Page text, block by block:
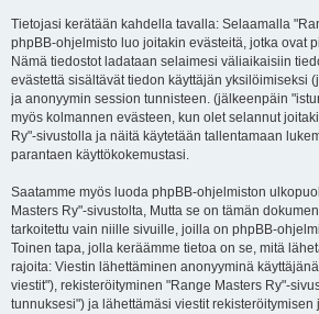
Tietojasi kerätään kahdella tavalla: Selaamalla
phpBB-ohjelmisto luo joitakin evästeitä, jotka ovat
Nämä tiedostot ladataan selaimesi väliaikaisiin
evästettä sisältävät tiedon käyttäjän yksilöimiseksi
ja anonyymin session tunnisteen. (jälkeenpäin
myös kolmannen evästeen, kun olet selannut
Ry"-sivustolla ja näitä käytetään tallentamaan
parantaen käyttökokemustasi.
Saatamme myös luoda phpBB-ohjelmiston
Masters Ry"-sivustolta, Mutta se on tämän
tarkoitettu vain niille sivuille, joilla on phpBB-
Toinen tapa, jolla keräämme tietoa on se, mitä
rajoita: Viestin lähettäminen anonyyminä
viestit"), rekisteröityminen "Range Masters Ry"-
tunnuksesi") ja lähettämäsi viestit